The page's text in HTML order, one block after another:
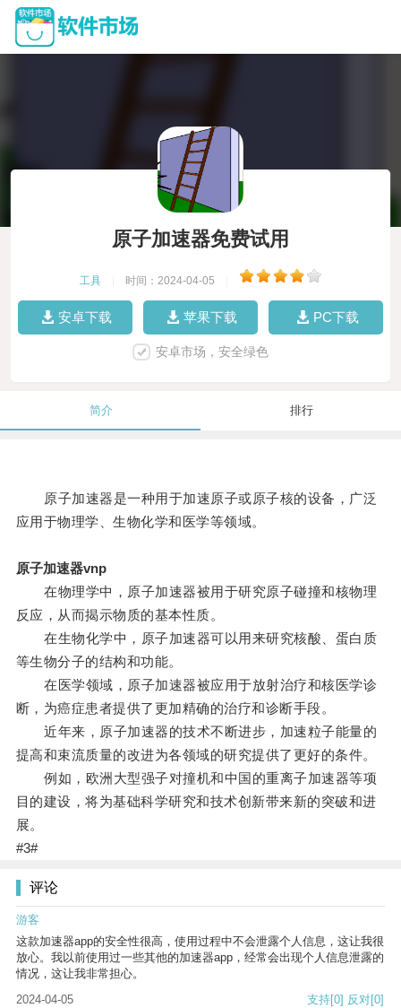
原子加速器免费试用
工具 时间：2024-04-05
安卓下载 苹果下载 PC下载
安卓市场，安全绿色
简介 排行
原子加速器是一种用于加速原子或原子核的设备，广泛
应用于物理学、生物化学和医学等领域。
原子加速器vnp
在物理学中，原子加速器被用于研究原子碰撞和核物理
反应，从而揭示物质的基本性质。
在生物化学中，原子加速器可以用来研究核酸、蛋白质
等生物分子的结构和功能。
在医学领域，原子加速器被应用于放射治疗和核医学诊
断，为癌症患者提供了更加精确的治疗和诊断手段。
近年来，原子加速器的技术不断进步，加速粒子能量的
提高和束流质量的改进为各领域的研究提供了更好的条件。
例如，欧洲大型强子对撞机和中国的重离子加速器等项
目的建设，将为基础科学研究和技术创新带来新的突破和进
展。
#3#
评论
游客
这款加速器app的安全性很高，使用过程中不会泄露个人信息，这让我很
放心。我以前使用过一些其他的加速器app，经常会出现个人信息泄露的
情况，这让我非常担心。
2024-04-05
支持[0] 反对[0]